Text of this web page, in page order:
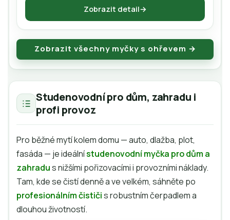
Zobrazit detail
Zobrazit všechny myčky s ohřevem →
Studenovodní pro dům, zahradu i
profi provoz
Pro běžné mytí kolem domu — auto, dlažba, plot,
fasáda — je ideálnístudenovodní myčka pro dům a
zahradus nižšími pořizovacími i provozními náklady.
Tam, kde se čistí denně a ve velkém, sáhněte po
profesionálním čističis robustním čerpadlem a
dlouhou životností.